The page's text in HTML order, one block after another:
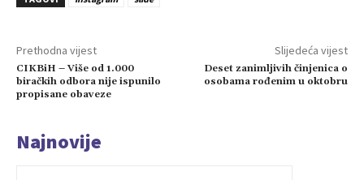
Prethodna vijest
CIKBiH – Više od 1.000
biračkih odbora nije ispunilo
propisane obaveze
Slijedeća vijest
Deset zanimljivih činjenica o
osobama rođenim u oktobru
Najnovije